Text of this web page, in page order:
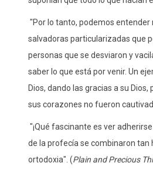
"Por lo tanto, podemos entender
salvadoras particularizadas que
personas que se desviaron y
saber lo que está por venir. Un
Dios, dando las gracias a su
sus corazones no fueron
"¡Qué fascinante es ver
de la profecía se combinaron tan
ortodoxia". (Plain and Precious